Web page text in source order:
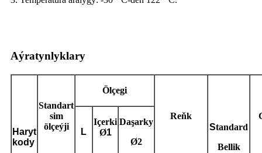
Aýratynlyklary
Haryt
kody
Standart
sim
ölçeýji
Ölçegi
Reňk
Standard
Bellik
L
Içerki
Ø1
Daşarky
Ø2